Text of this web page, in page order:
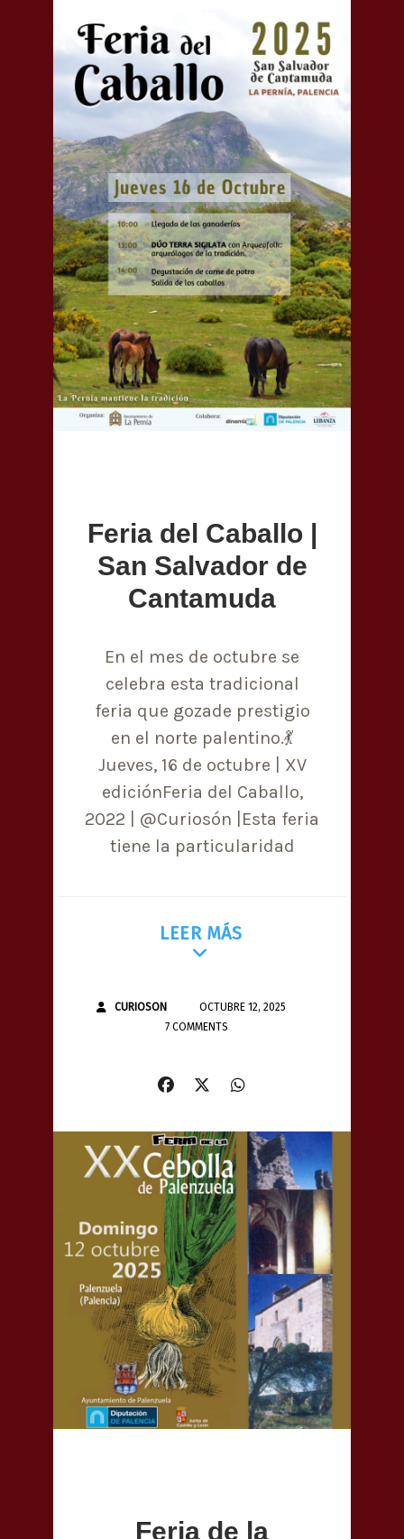
Feria del Caballo |
San Salvador de
Cantamuda
En el mes de octubre se
celebra esta tradicional
feria que gozade prestigio
en el norte palentino.💃
Jueves, 16 de octubre | XV
ediciónFeria del Caballo,
2022 | @Curiosón |Esta feria
tiene la particularidad
LEER MÁS
CURIOSON
OCTUBRE 12, 2025
7 COMMENTS
Feria de la